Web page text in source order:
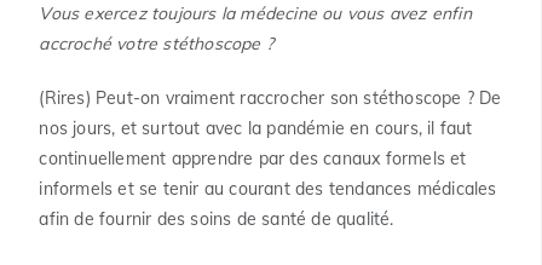
Vous exercez toujours la médecine ou vous avez enfin
accroché votre stéthoscope ?
(Rires) Peut-on vraiment raccrocher son stéthoscope ? De
nos jours, et surtout avec la pandémie en cours, il faut
continuellement apprendre par des canaux formels et
informels et se tenir au courant des tendances médicales
afin de fournir des soins de santé de qualité.